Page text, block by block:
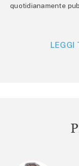
quotidianamente
LEGGI